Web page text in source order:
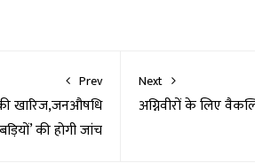
Prev
खारिज,जनऔषधि
की होगी जांच
Next
अग्निवीरों के लिए